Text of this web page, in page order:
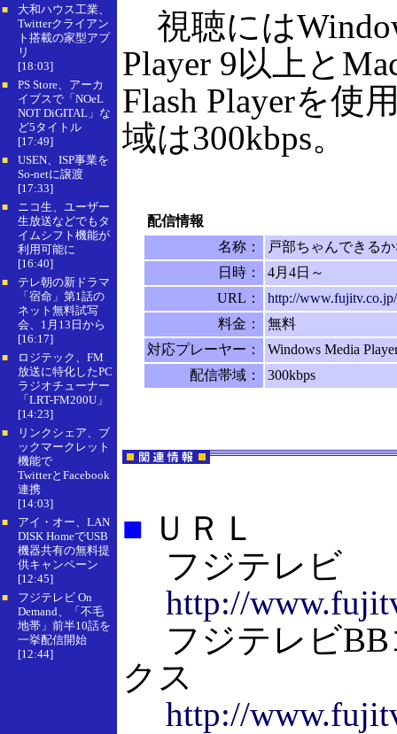
■
大和ハウス工業、
Twitterクライアン
ト搭載の家型アプ
リ
[18:03]
■
PS Store、アーカ
イブスで「NOeL
NOT DiGITAL」な
ど5タイトル
[17:49]
■
USEN、ISP事業を
So-netに譲渡
[17:33]
■
ニコ生、ユーザー
生放送などでもタ
イムシフト機能が
利用可能に
[16:40]
■
テレ朝の新ドラマ
「宿命」第1話の
ネット無料試写
会、1月13日から
[16:17]
■
ロジテック、FM
放送に特化したPC
ラジオチューナー
「LRT-FM200U」
[14:23]
■
リンクシェア、ブ
ックマークレット
機能で
TwitterとFacebook
連携
[14:03]
■
アイ・オー、LAN
DISK HomeでUSB
機器共有の無料提
供キャンペーン
[12:45]
■
フジテレビ On
Demand、「不毛
地帯」前半10話を
一挙配信開始
[12:44]
視聴には
Player 9以上と
Flash Playerを使
域は300kbps。
配信情報
名称：
戸部ちゃんできる
日時：
4月4日～
URL：
http://
料金：
無料
対応プレーヤー：
Windows Media
配信帯域：
300kbps
■ ＵＲＬ
フジテレビ
http://
フジテレビBB
クス
http://